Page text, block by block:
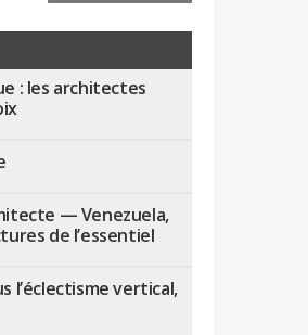
: les architectes
— Venezuela,
de l’essentiel
l’éclectisme vertical,